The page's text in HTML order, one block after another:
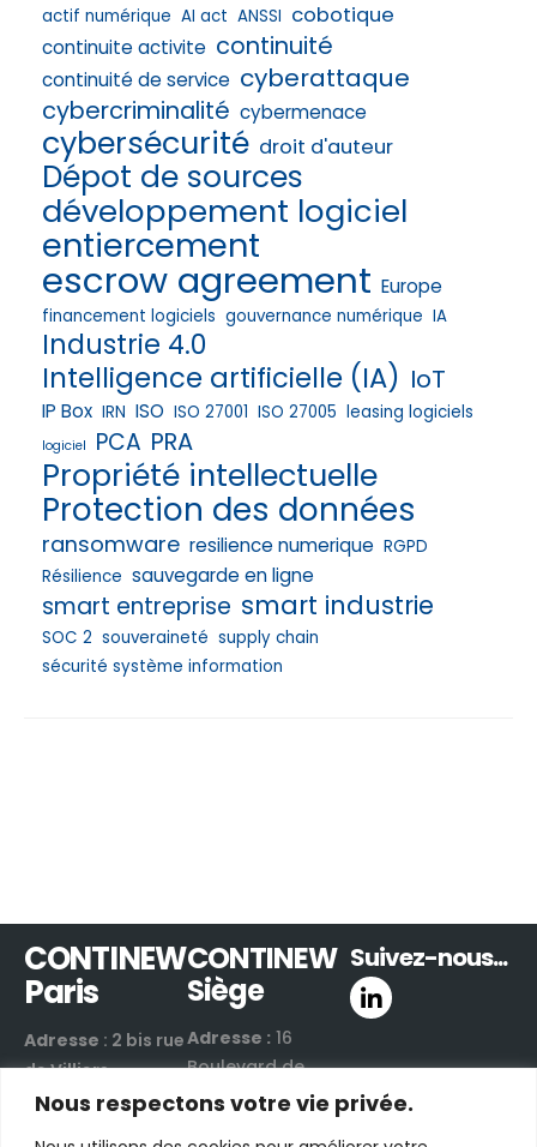
Nous respectons votre vie privée.
actif numérique AI act ANSSI cobotique
continuite activite continuité
continuité de service cyberattaque
cybercriminalité cybermenace
cybersécurité droit d'auteur
Dépot de sources
développement logiciel
entiercement
escrow agreement Europe
financement logiciels gouvernance numérique IA
Industrie 4.0
Intelligence artificielle (IA) IoT
IP Box IRN ISO ISO 27001 ISO 27005 leasing logiciels
logiciel PCA PRA
Propriété intellectuelle
Protection des données
ransomware resilience numerique RGPD
Résilience sauvegarde en ligne
smart entreprise smart industrie
SOC 2 souveraineté supply chain
sécurité système information
CONTINEW
Paris
Adresse : 2 bis rue
de Villiers
92300 Levallois-
CONTINEW
Siège
Adresse : 16
Boulevard de
Valmy
Suivez-nous...